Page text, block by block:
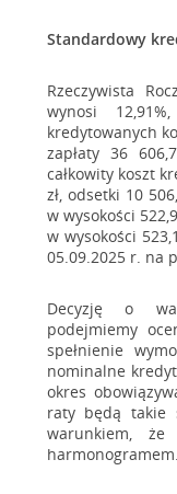
Standardowy
Rzeczywista
wynosi
kredytowanych
zapłaty 36
całkowity koszt
zł, odsetki 10
w wysokości
w wysokości
05.09.2025 r. na
Decyzję o
podejmiemy
spełnienie
nominalne
okres
raty będą takie
warunkiem,
harmonogramem.